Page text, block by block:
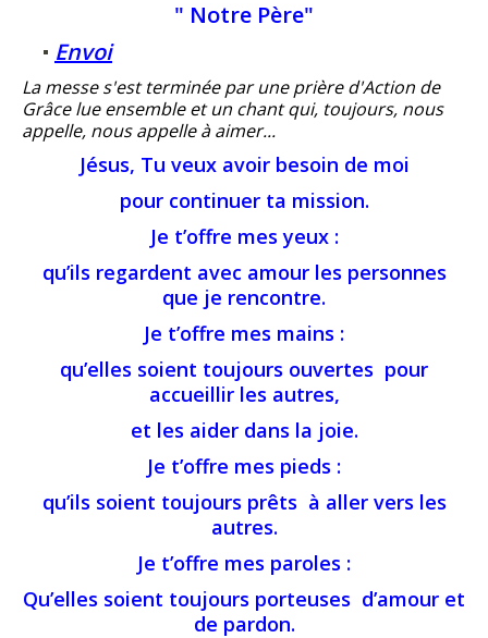
" Notre Père"
Envoi
La messe s'est terminée par une prière d'Action de
Grâce lue ensemble et un chant qui, toujours, nous
appelle, nous appelle à aimer...
Jésus, Tu veux avoir besoin de moi
pour continuer ta mission.
Je t’offre mes yeux :
qu’ils regardent avec amour les personnes
que je rencontre.
Je t’offre mes mains :
qu’elles soient toujours ouvertes pour
accueillir les autres,
et les aider dans la joie.
Je t’offre mes pieds :
qu’ils soient toujours prêts à aller vers les
autres.
Je t’offre mes paroles :
Qu’elles soient toujours porteuses d’amour et
de pardon.